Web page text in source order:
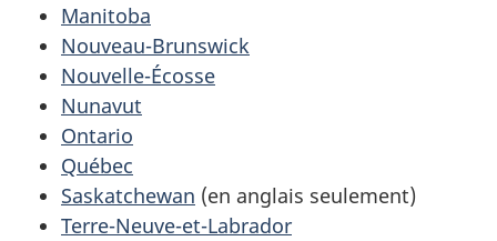
Manitoba
Nouveau-Brunswick
Nouvelle-Écosse
Nunavut
Ontario
Québec
Saskatchewan (en anglais seulement)
Terre-Neuve-et-Labrador